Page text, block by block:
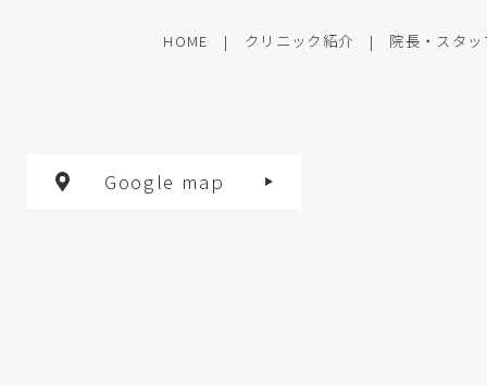
HOME | クリニック紹介 | 院長・スタッ
Google map